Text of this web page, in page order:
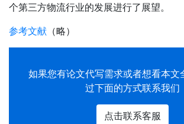
个第三方物流行业的发展进行了展望。
参考文献 （略）
如果您有论文代写需求或者想看本文
过下面的方式联系我们
点击联系客服